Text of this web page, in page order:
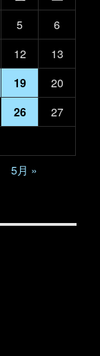
5
6
12
13
19
20
26
27
5月 »